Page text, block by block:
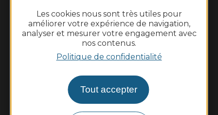
Les cookies nous sont très utiles pour
améliorer votre expérience de navigation,
analyser et mesurer votre engagement avec
nos contenus.
Politique de confidentialité
Tout accepter
Le lundi de 10h à 12h et le vendredi de 14h à 16h
Nous contacter
Météo
Vie municipale